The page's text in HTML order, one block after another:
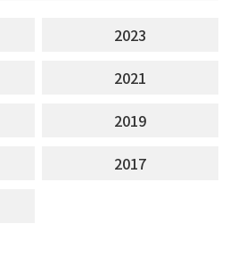
2023
2021
2019
2017